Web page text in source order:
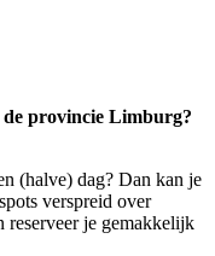
provincie Limburg?
(halve) dag? Dan kan je
verspreid over
je gemakkelijk